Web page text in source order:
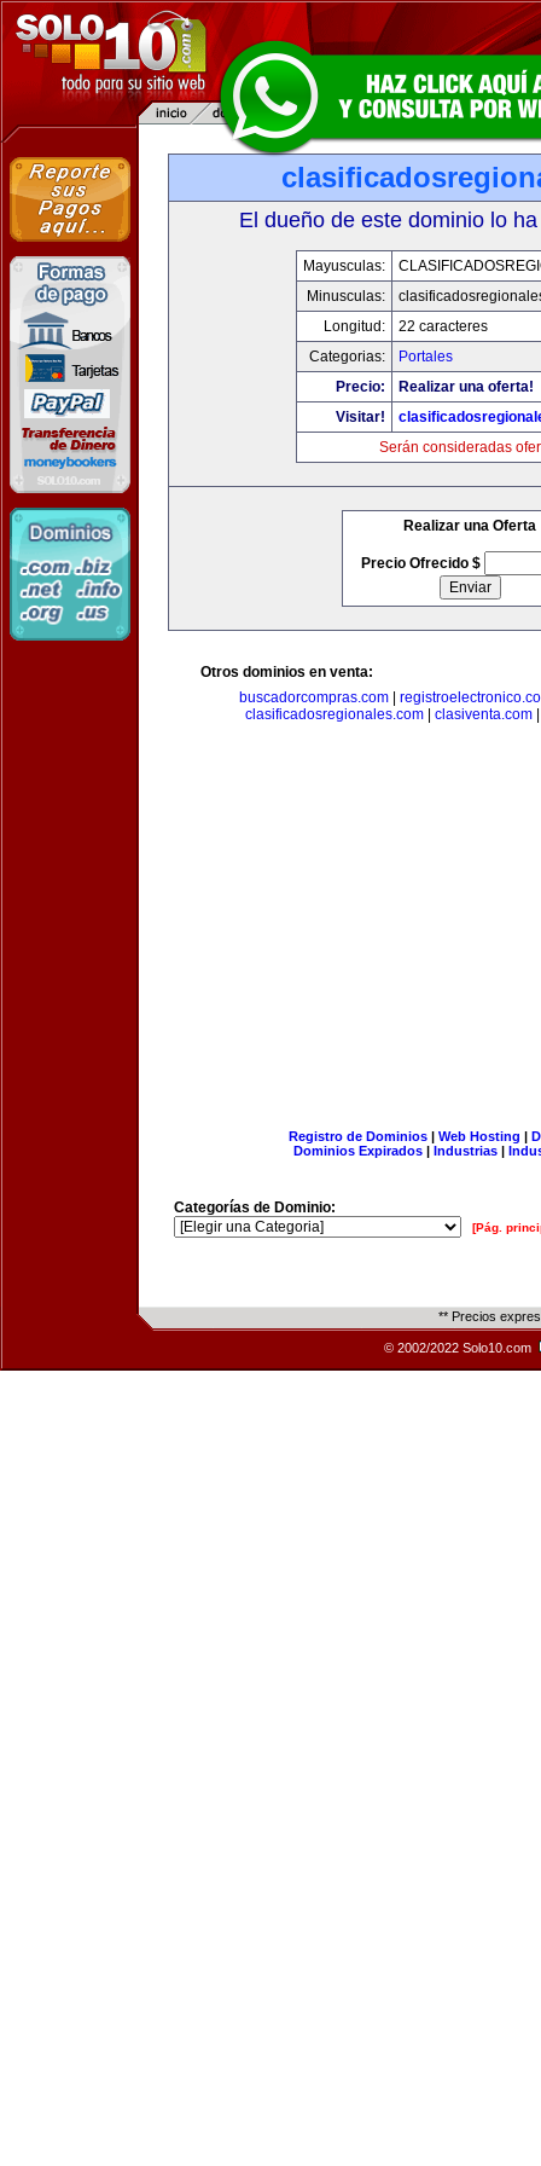
El dueño de este dominio lo
Mayusculas:
Minusculas:
Longitud:
22 caracteres
Categorias:
Portales
Precio:
Realizar una oferta!
Visitar!
Serán consideradas
Realizar una Oferta
Precio Ofrecido $
Otros dominios en venta:
buscadorcompras.com
clasificadosregionales.com| clasiventa.com
Registro de Dominios| Web Hosting |
Dominios Expirados | Industrias |
Categorías de Dominio:
[Pág.
** Precios
© 2002/2022 Solo10.com